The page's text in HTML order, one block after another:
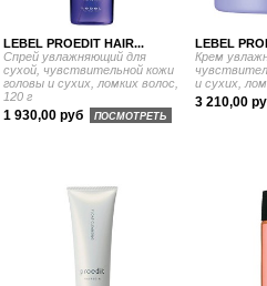
LEBEL PROEDIT HAIR...
Спрей увлажняющий для
сухой, чувствительной кожи
головы и сухих, ломких волос,
120 г
1 930,00 руб ПОСМОТРЕТЬ
LEBEL
Крем
и сухих,
3 210,00